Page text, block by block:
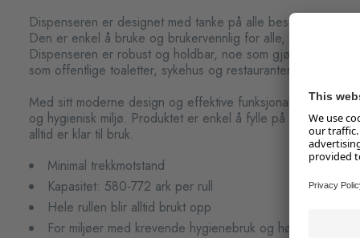
Dispenseren er designet med tanke på alle besøkende og
Den er enkel å bruke og brukervennlig for alle, uavhengig av
Dispenseren er robust og holdbar, noe som gjør den ideell
som offentlige toaletter, sykehus og restauranter.
Med sitt moderne design og effektive funksjonalitet bidrar
og hygienisk miljø. Produktet er enkel å fylle på og
alltid er klar til bruk.
Minimal trekkmotstand
Kapasitet: 580-772 ark per rull
Hele rullen blir alltid brukt opp
For miljøer med krevende hygienebruk og høy